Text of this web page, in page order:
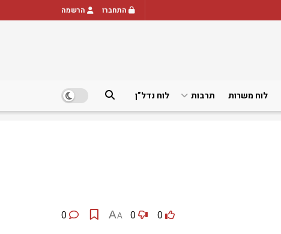
התחברו הרשמה
לוח משרות תרבות לוח נדל”ן
0
0
A
A